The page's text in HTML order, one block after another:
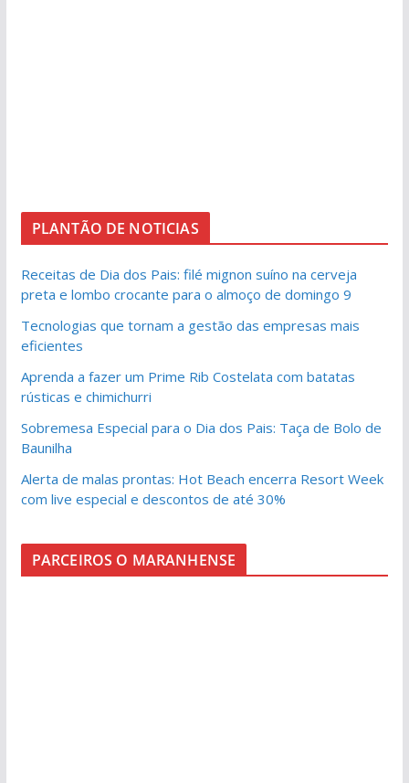
PLANTÃO DE NOTICIAS
Receitas de Dia dos Pais: filé mignon suíno na cerveja
preta e lombo crocante para o almoço de domingo 9
Tecnologias que tornam a gestão das empresas mais
eficientes
Aprenda a fazer um Prime Rib Costelata com batatas
rústicas e chimichurri
Sobremesa Especial para o Dia dos Pais: Taça de Bolo de
Baunilha
Alerta de malas prontas: Hot Beach encerra Resort Week
com live especial e descontos de até 30%
PARCEIROS O MARANHENSE